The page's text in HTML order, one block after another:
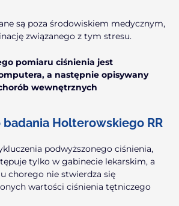
są poza środowiskiem medycznym,
związanego z tym stresu.
pomiaru ciśnienia jest
a następnie opisywany
wewnętrznych
badania Holterowskiego RR
podwyższonego ciśnienia,
tylko w gabinecie lekarskim, a
chorego nie stwierdza się
wartości ciśnienia tętniczego